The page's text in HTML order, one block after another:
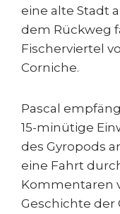
eine alte Stadt
dem Rückweg
Fischerviertel
Corniche.
Pascal
15-minütige
des Gyropods
eine Fahrt
Kommentaren
Geschichte der